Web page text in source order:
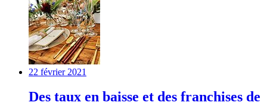
22 février 2021
Des taux en baisse et des franchises de